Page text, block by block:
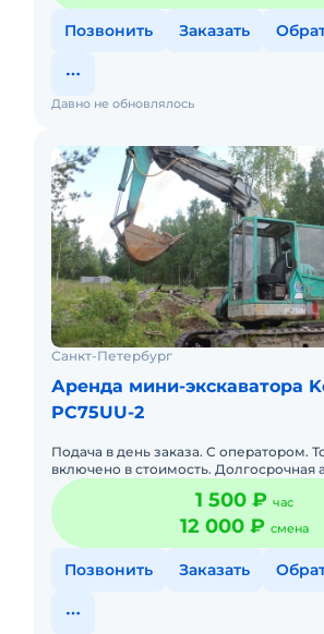
Позвонить Заказать
Давно не обновлялось
Санкт-Петербург
Аренда мини-экскаватора
PC75UU-2
Подача в день заказа. С оператором.
включено в стоимость. Долгосрочная
1 500 ₽ час
12 000 ₽ смена
Позвонить Заказать